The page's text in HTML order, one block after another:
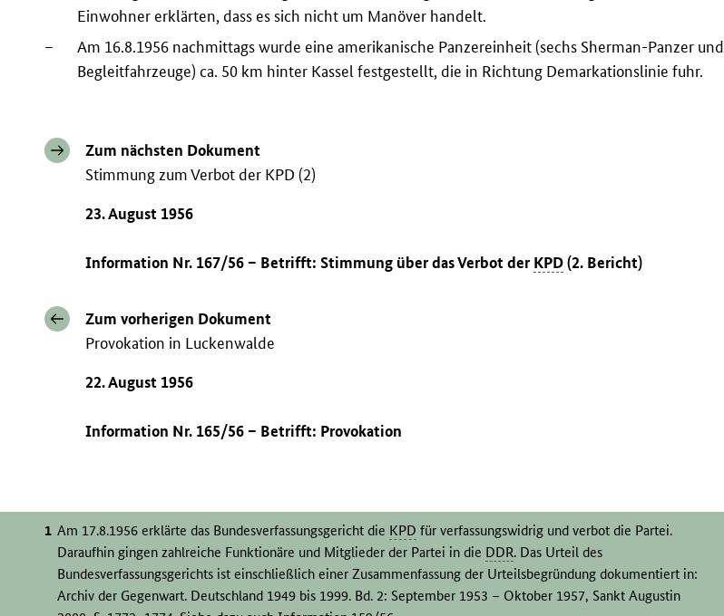
Einwohner erklärten, dass es sich nicht um Manöver handelt.
–
Am 16.8.1956 nachmittags wurde eine amerikanische Panzereinheit (sechs Sherman-Panzer und
Begleitfahrzeuge) ca. 50 km hinter Kassel festgestellt, die in Richtung Demarkationslinie fuhr.
Zum nächsten Dokument
Stimmung zum Verbot der KPD (2)
23. August 1956
Information Nr. 167/56 – Betrifft: Stimmung über das Verbot derKPD(2. Bericht)
Zum vorherigen Dokument
Provokation in Luckenwalde
22. August 1956
Information Nr. 165/56 – Betrifft: Provokation
Am 17.8.1956 erklärte das Bundesverfassungsgericht die KPD für verfassungswidrig und verbot die Partei.
Daraufhin gingen zahlreiche Funktionäre und Mitglieder der Partei in die DDR. Das Urteil des
Bundesverfassungsgerichts ist einschließlich einer Zusammenfassung der Urteilsbegründung dokumentiert in:
Archiv der Gegenwart. Deutschland 1949 bis 1999. Bd. 2: September 1953 – Oktober 1957, Sankt Augustin